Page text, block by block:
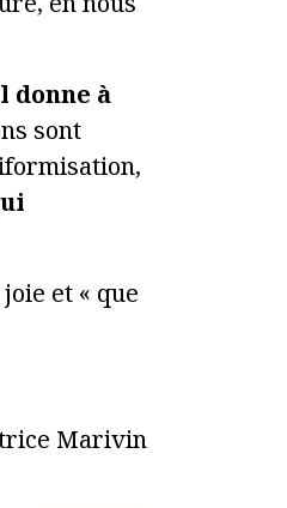
donne à
sont
et « que
Marivin